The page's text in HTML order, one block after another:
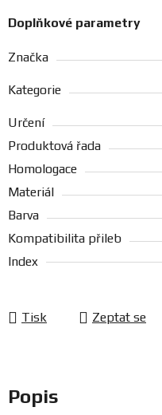
Doplňkové parametry
Značka
Kategorie
Určení
Produktová řada
Homologace
Materiál
Barva
Kompatibilita přileb
Index
Tisk Zeptat se
Popis